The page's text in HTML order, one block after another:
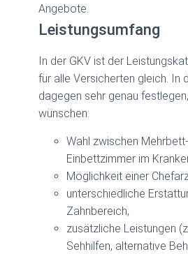
Angebote.
Leistungsumfang
In der GKV ist der
für alle Versicherten gleich. In
dagegen sehr genau
wünschen:
Wahl zwischen
Einbettzimmer im
Möglichkeit einer
unterschiedliche
Zahnbereich,
zusätzliche Leistungen
Sehhilfen, alternative